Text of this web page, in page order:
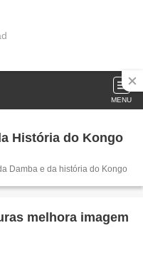
MENU
História do Kongo
Damba e da história do Kongo
melhora imagem